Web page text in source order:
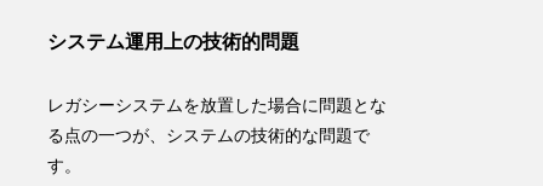
システム運用上の技術的問題
レガシーシステムを放置した場合に問題とな
る点の一つが、 システムの技術的な問題で
す。